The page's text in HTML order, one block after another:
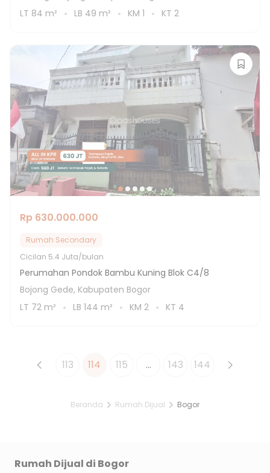
LT 84 m² LB 49 m² KM 1 KT 2
Rp 630.000.000
Rumah Secondary
Cicilan 5.4 Juta/bulan
Perumahan Pondok Bambu Kuning Blok C4/8
Bojong Gede, Kabupaten Bogor
LT 72 m² LB 144 m² KM 2 KT 4
113 114 115 ... 143 144
Beranda Rumah Dijual Bogor
Rumah Dijual di Bogor